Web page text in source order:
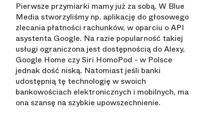
Pierwsze przymiarki mamy już za sobą. W Blue
Media stworzyliśmy np. aplikację do głosowego
zlecania płatności rachunków, w oparciu o API
asystenta Google. Na razie popularność takiej
usługi ograniczona jest dostępnością do Alexy,
Google Home czy Siri HomoPod - w Polsce
jednak dość niską. Natomiast jeśli banki
udostępnią tę technologię w swoich
bankowościach elektronicznych i mobilnych, ma
ona szansę na szybkie upowszechnienie.